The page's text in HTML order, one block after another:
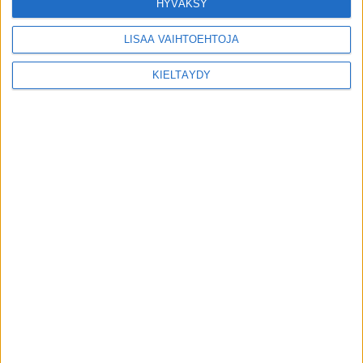
LISÄÄ VAIHTOEHTOJA
KIELTÄYDY
HYVÄKSY